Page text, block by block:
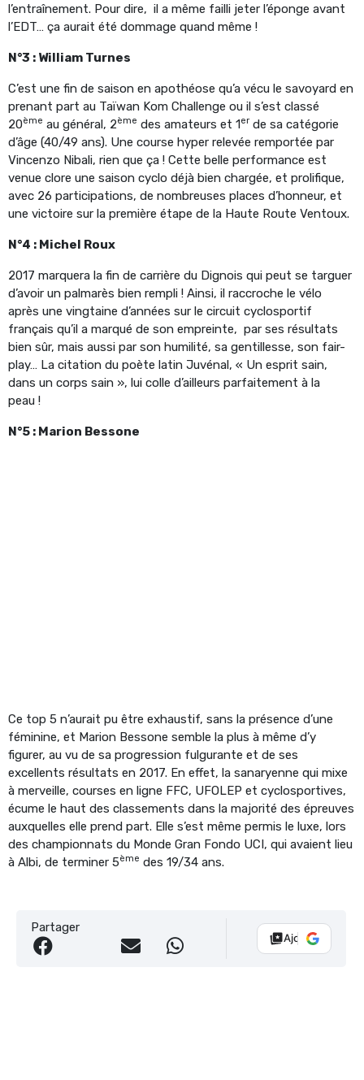
l’entraînement. Pour dire, il a même failli jeter l’éponge avant
l’EDT… ça aurait été dommage quand même !
N°3 : William Turnes
C’est une fin de saison en apothéose qu’a vécu le savoyard en
prenant part au Taïwan Kom Challenge ou il s’est classé
20ème au général, 2ème des amateurs et 1erde sa catégorie
d’âge (40/49 ans). Une course hyper relevée remportée par
Vincenzo Nibali, rien que ça ! Cette belle performance est
venue clore une saison cyclo déjà bien chargée, et prolifique,
avec 26 participations, de nombreuses places d’honneur, et
une victoire sur la première étape de la Haute Route Ventoux.
N°4 : Michel Roux
2017 marquera la fin de carrière du Dignois qui peut se targuer
d’avoir un palmarès bien rempli ! Ainsi, il raccroche le vélo
après une vingtaine d’années sur le circuit cyclosportif
français qu’il a marqué de son empreinte, par ses résultats
bien sûr, mais aussi par son humilité, sa gentillesse, son fair-
play… La citation du poète latin Juvénal, « Un esprit sain,
dans un corps sain », lui colle d’ailleurs parfaitement à la
peau !
N°5 : Marion Bessone
Ce top 5 n’aurait pu être exhaustif, sans la présence d’une
féminine, et Marion Bessone semble la plus à même d’y
figurer, au vu de sa progression fulgurante et de ses
excellents résultats en 2017. En effet, la sanaryenne qui mixe
à merveille, courses en ligne FFC, UFOLEP et cyclosportives,
écume le haut des classements dans la majorité des épreuves
auxquelles elle prend part. Elle s’est même permis le luxe, lors
des championnats du Monde Gran Fondo UCI, qui avaient lieu
à Albi, de terminer 5ème des 19/34 ans.
Partager
Ajouter Vélo